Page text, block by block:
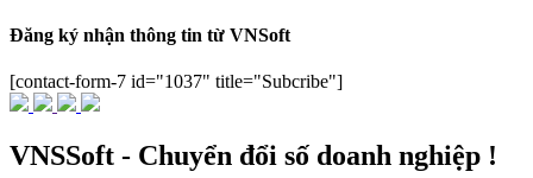
Đăng ký nhận thông tin từ VNSoft
[contact-form-7 id="1037" title="Subcribe"]
VNSSoft - Chuyển đổi số doanh nghiệp !